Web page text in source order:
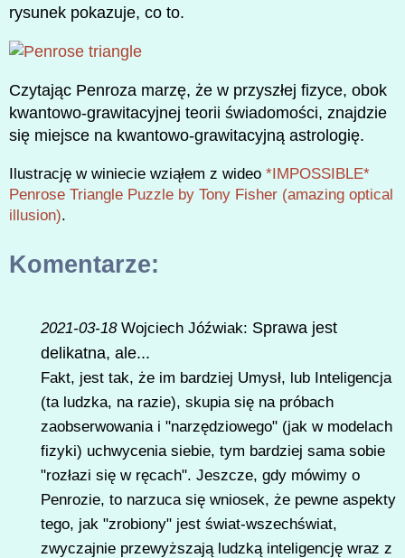
rysunek pokazuje, co to.
Czytając Penroza marzę, że w przyszłej fizyce, obok
kwantowo-grawitacyjnej teorii świadomości, znajdzie
się miejsce na kwantowo-grawitacyjną astrologię.
Ilustrację w winiecie wziąłem z wideo *IMPOSSIBLE*
Penrose Triangle Puzzle by Tony Fisher (amazing optical
illusion).
Komentarze:
2021-03-18 Wojciech Jóźwiak: Sprawa jest
delikatna, ale...
Fakt, jest tak, że im bardziej Umysł, lub Inteligencja
(ta ludzka, na razie), skupia się na próbach
zaobserwowania i "narzędziowego" (jak w modelach
fizyki) uchwycenia siebie, tym bardziej sama sobie
"rozłazi się w ręcach". Jeszcze, gdy mówimy o
Penrozie, to narzuca się wniosek, że pewne aspekty
tego, jak "zrobiony" jest świat-wszechświat,
zwyczajnie przewyższają ludzką inteligencję wraz z